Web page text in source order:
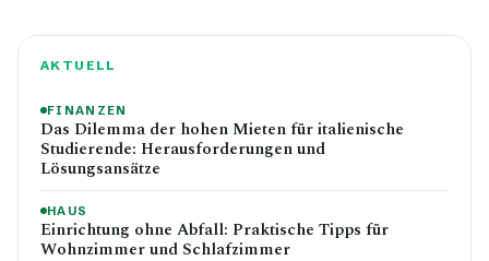
AKTUELL
FINANZEN
Das Dilemma der hohen Mieten für italienische
Studierende: Herausforderungen und
Lösungsansätze
HAUS
Einrichtung ohne Abfall: Praktische Tipps für
Wohnzimmer und Schlafzimmer